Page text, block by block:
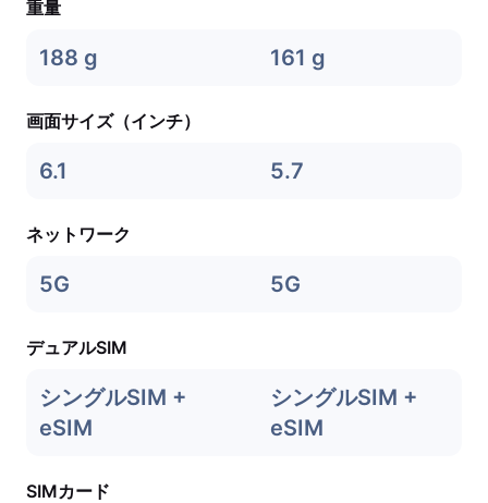
重量
188 g 161 g
画面サイズ（インチ）
6.1 5.7
ネットワーク
5G 5G
デュアルSIM
シングルSIM +
eSIM
シングルSIM +
eSIM
SIMカード